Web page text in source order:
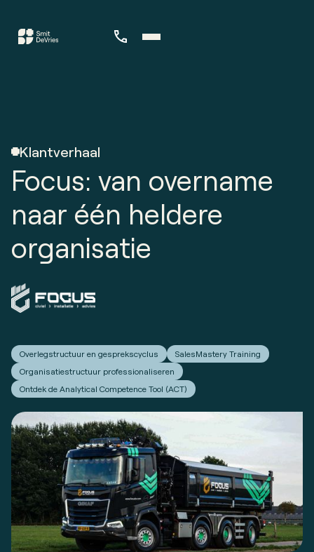
Klantverhaal
Focus: van overname
naar één heldere
organisatie
Overlegstructuur en gesprekscyclus
SalesMastery Training
Organisatiestructuur professionaliseren
Ontdek de Analytical Competence Tool (ACT)